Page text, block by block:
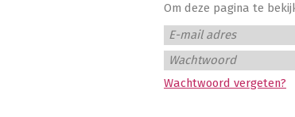
Om deze pagina te
E-mail adres
Wachtwoord
Wachtwoord vergeten?